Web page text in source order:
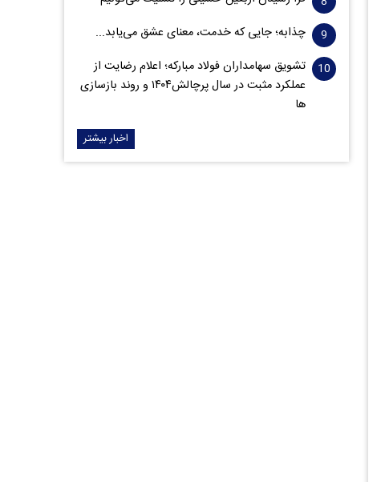
چذابه؛ جایی که خدمت، معنای عشق می‌یابد...
تشویق سهامداران فولاد مبارکه؛ اعلام رضایت از
عملکرد مثبت در سال پرچالش۱۴۰۴ و روند بازسازی
ها
اخبار بیشتر